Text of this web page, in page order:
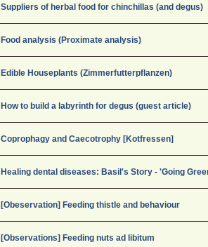
Suppliers of herbal food for chinchillas (and degus)
Food analysis (Proximate analysis)
Edible Houseplants (Zimmerfutterpflanzen)
How to build a labyrinth for degus (guest article)
Coprophagy and Caecotrophy [Kotfressen]
Healing dental diseases: Basil's Story - 'Going
[Obeservation] Feeding thistle and behaviour
[Observations] Feeding nuts ad libitum